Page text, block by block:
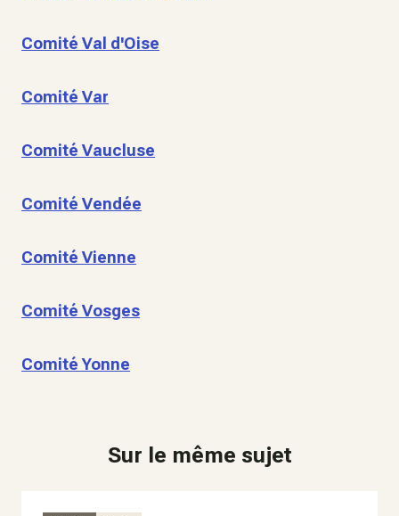
Comité Val d'Oise
Comité Var
Comité Vaucluse
Comité Vendée
Comité Vienne
Comité Vosges
Comité Yonne
Sur le même sujet